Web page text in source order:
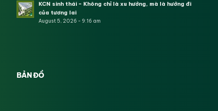
KCN sinh thái – Không chỉ là xu hướng, mà là hướng đi
của tương lai
August 5, 2026 - 9:16 am
BẢN ĐỒ